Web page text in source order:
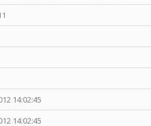
14:02:45
14:02:45